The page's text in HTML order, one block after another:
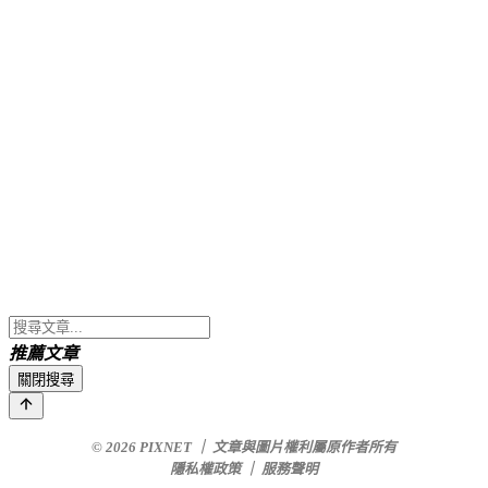
推薦文章
關閉搜尋
© 2026 PIXNET ｜ 文章與圖片權利屬原作者所有
隱私權政策 ｜ 服務聲明